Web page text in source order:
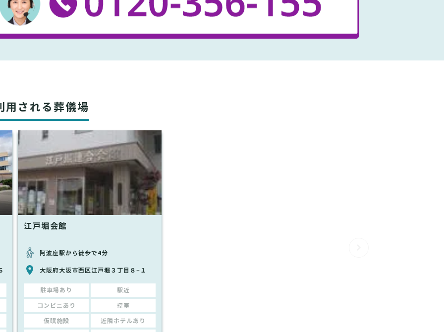
用される葬儀場
江戸堀会館
阿波座駅から徒歩で4分
大阪府大阪市西区江戸堀３丁目８−１
駐車場あり 駅近
コンビニあり 控室
仮眠施設 近隣ホテルあり